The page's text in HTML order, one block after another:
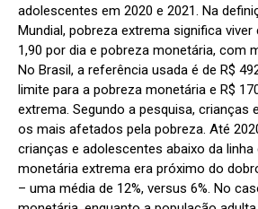
adolescentes em 2020 e 2021. Na
Mundial, pobreza extrema significa
1,90 por dia e pobreza monetária, com
No Brasil, a referência usada é de R$
limite para a pobreza monetária e R$
extrema. Segundo a pesquisa, crianças
os mais afetados pela pobreza. Até
crianças e adolescentes abaixo da linha
monetária extrema era próximo do
– uma média de 12%, versus 6%. No